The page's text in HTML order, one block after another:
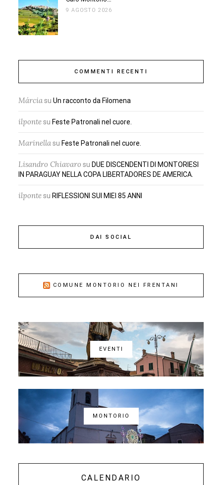
9 AGOSTO 2026
COMMENTI RECENTI
MárciasuUn racconto da Filomena
ilpontesu Feste Patronali nel cuore.
Marinellasu Feste Patronali nel cuore.
Lisandro Chiavaro su DUE DISCENDENTI DI MONTORIESI
IN PARAGUAY NELLA COPA LIBERTADORES DE AMERICA.
ilpontesu RIFLESSIONI SUI MIEI 85 ANNI
DAI SOCIAL
COMUNE MONTORIO NEI FRENTANI
EVENTI
MONTORIO
CALENDARIO